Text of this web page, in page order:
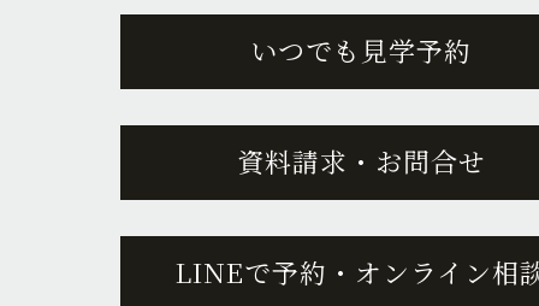
いつでも見学予約
資料請求・お問合せ
LINEで予約・オンライン相